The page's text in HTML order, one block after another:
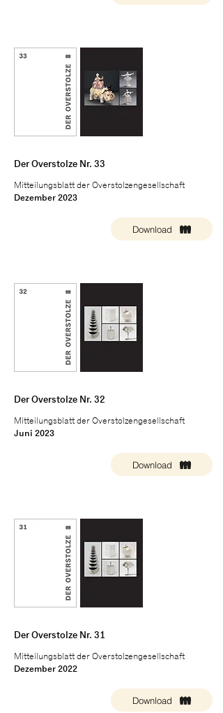
Der Overstolze Nr. 33
Mitteilungsblatt der Overstolzengesellschaft
Dezember 2023
Download
Der Overstolze Nr. 32
Mitteilungsblatt der Overstolzengesellschaft
Juni 2023
Download
Der Overstolze Nr. 31
Mitteilungsblatt der Overstolzengesellschaft
Dezember 2022
Download